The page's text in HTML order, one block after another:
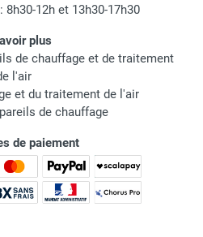
8h30-12h et 13h30-17h30
plus
de chauffage et de traitement
l'air
et du traitement de l'air
de chauffage
de paiement